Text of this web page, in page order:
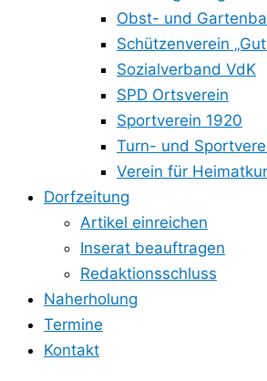
Obst- und
Schützenverein
Sozialverband VdK
SPD Ortsverein
Sportverein 1920
Turn- und
Verein für
Dorfzeitung
Artikel einreichen
Inserat beauftragen
Redaktionsschluss
Naherholung
Termine
Kontakt